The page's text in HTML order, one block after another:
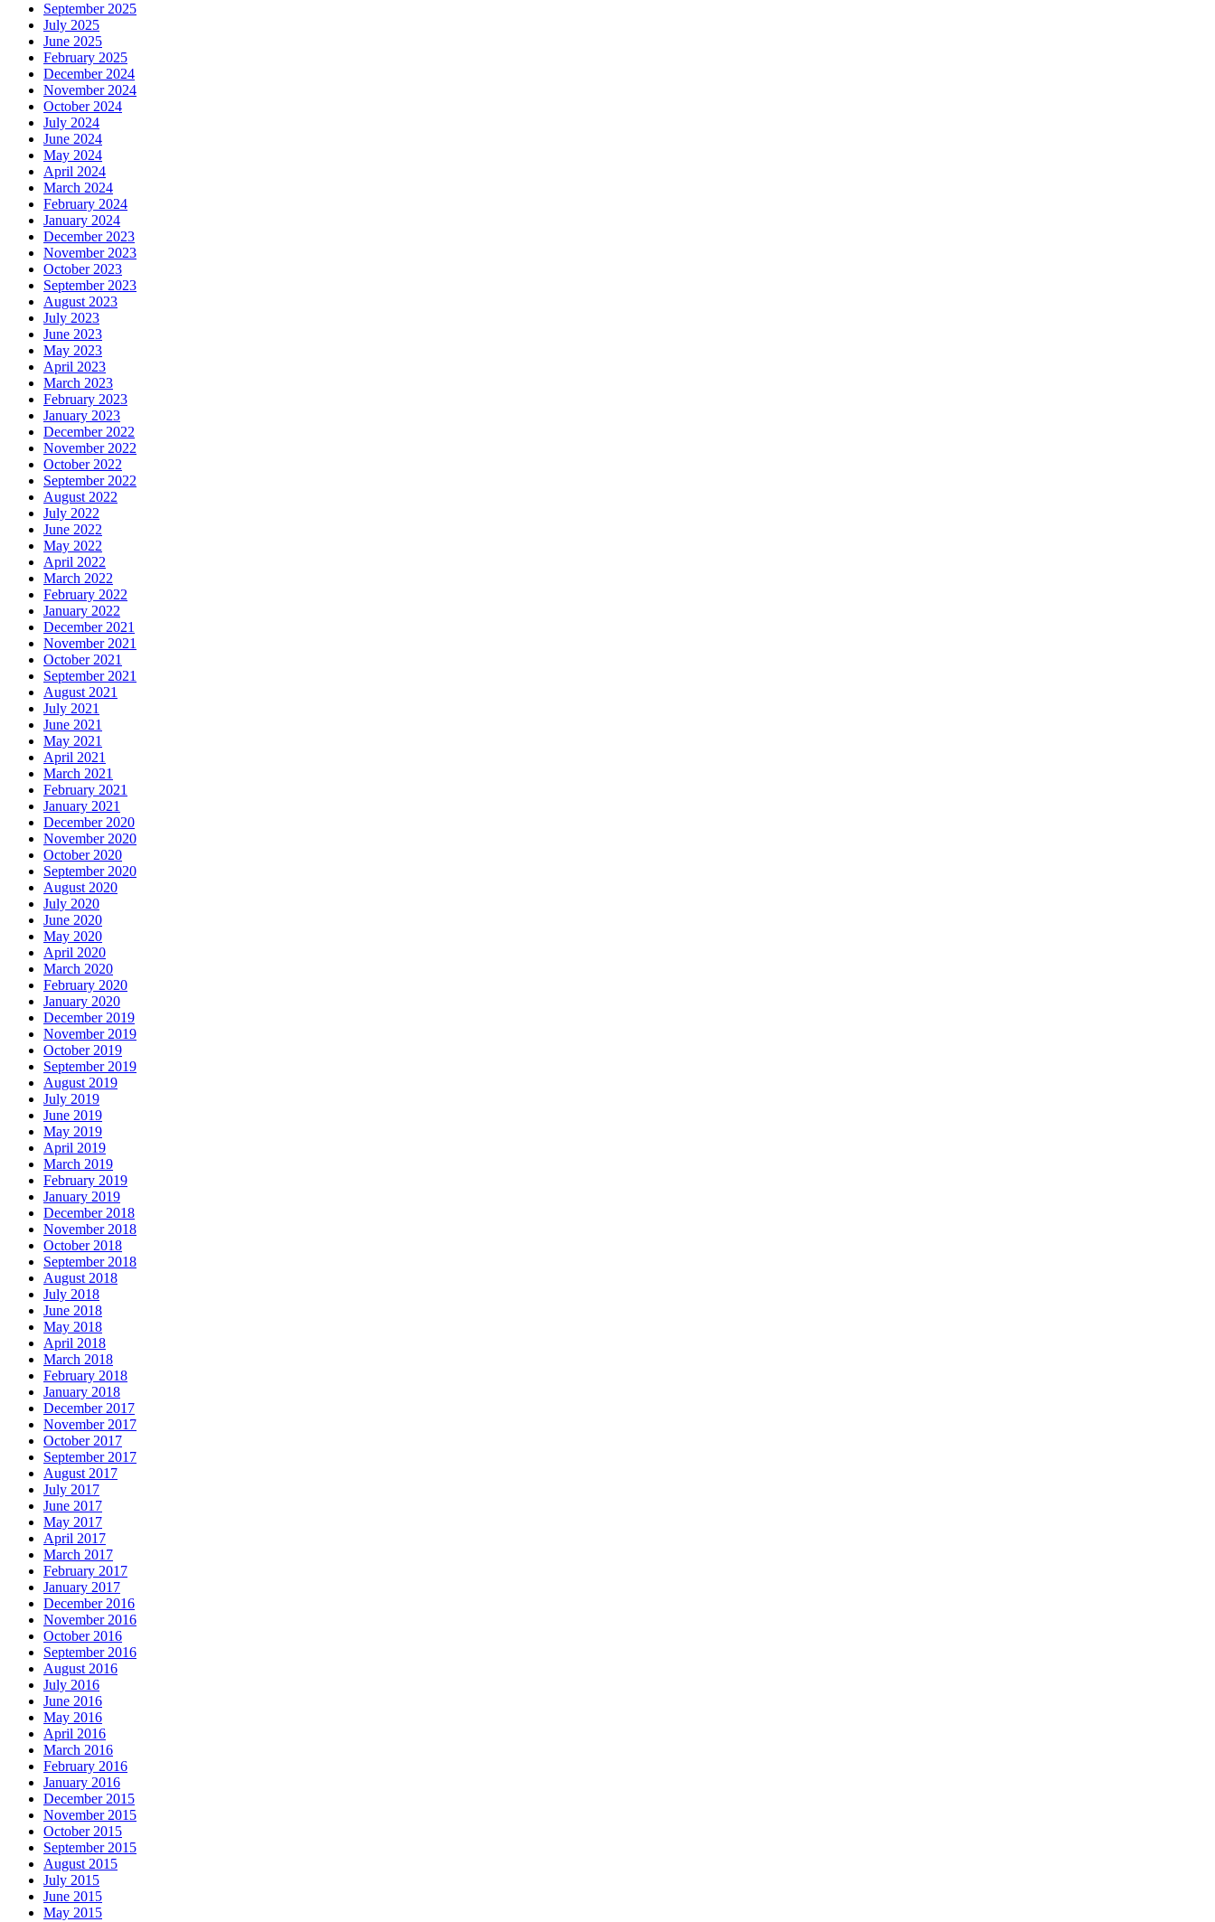
September 2025
July 2025
June 2025
February 2025
December 2024
November 2024
October 2024
July 2024
June 2024
May 2024
April 2024
March 2024
February 2024
January 2024
December 2023
November 2023
October 2023
September 2023
August 2023
July 2023
June 2023
May 2023
April 2023
March 2023
February 2023
January 2023
December 2022
November 2022
October 2022
September 2022
August 2022
July 2022
June 2022
May 2022
April 2022
March 2022
February 2022
January 2022
December 2021
November 2021
October 2021
September 2021
August 2021
July 2021
June 2021
May 2021
April 2021
March 2021
February 2021
January 2021
December 2020
November 2020
October 2020
September 2020
August 2020
July 2020
June 2020
May 2020
April 2020
March 2020
February 2020
January 2020
December 2019
November 2019
October 2019
September 2019
August 2019
July 2019
June 2019
May 2019
April 2019
March 2019
February 2019
January 2019
December 2018
November 2018
October 2018
September 2018
August 2018
July 2018
June 2018
May 2018
April 2018
March 2018
February 2018
January 2018
December 2017
November 2017
October 2017
September 2017
August 2017
July 2017
June 2017
May 2017
April 2017
March 2017
February 2017
January 2017
December 2016
November 2016
October 2016
September 2016
August 2016
July 2016
June 2016
May 2016
April 2016
March 2016
February 2016
January 2016
December 2015
November 2015
October 2015
September 2015
August 2015
July 2015
June 2015
May 2015